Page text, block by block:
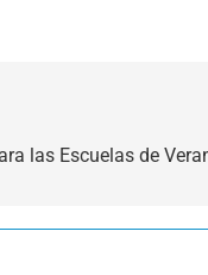
las Escuelas de